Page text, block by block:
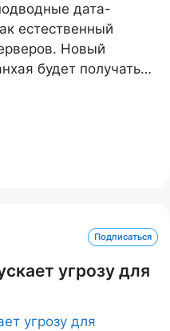
дата-
естественный
Новый
будет получать…
Подписаться
угрозу для